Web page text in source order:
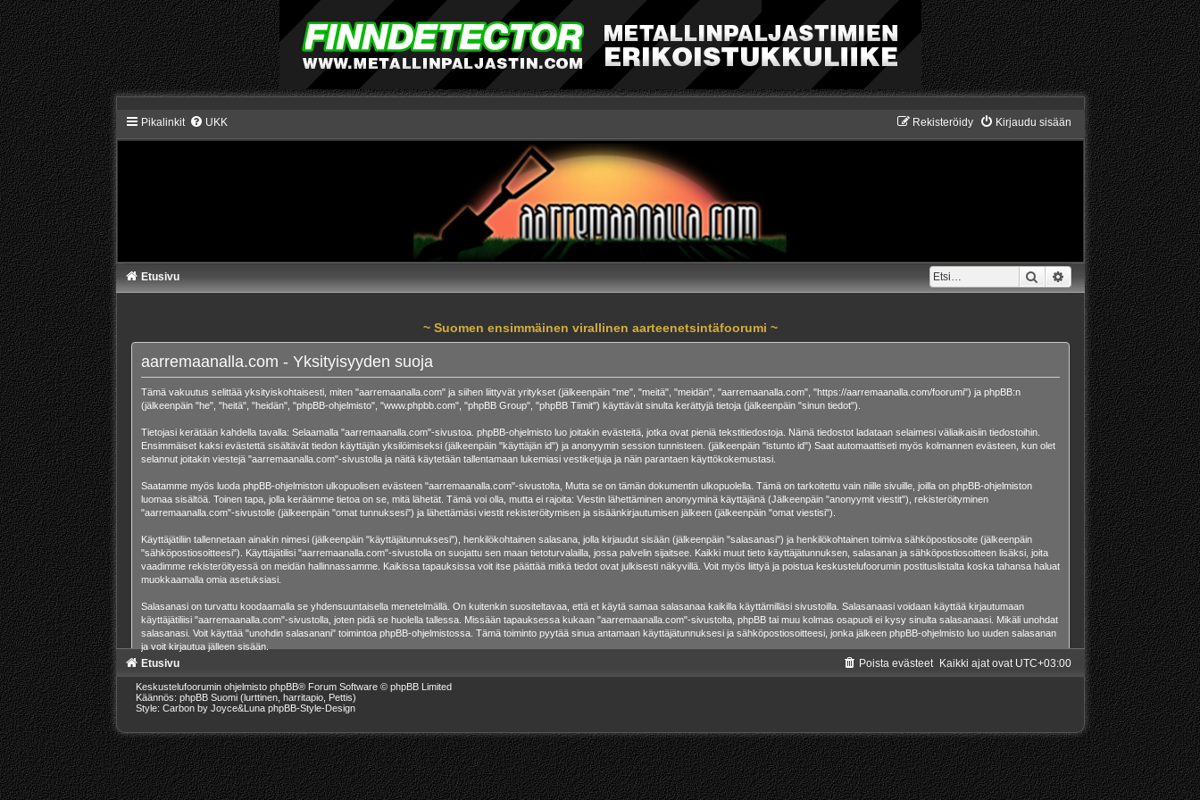
Pikalinkit UKK Kirjaudu sisään
Rekisteröidy
Etsi Tarkennettu haku
Etusivu
~ Suomen ensimmäinen virallinen aarteenetsintäfoorumi ~
aarremaanalla.com - Yksityisyyden suoja
Tämä vakuutus selittää yksityiskohtaisesti, miten "aarremaanalla.com" ja siihen liittyvät yritykset (jälkeenpäin "me", "meitä", "meidän", "aarremaanalla.com", "https://aarremaanalla.com/foorumi") ja phpBB:n
(jälkeenpäin "he", "heitä", "heidän", "phpBB-ohjelmisto", "www.phpbb.com", "phpBB Group", "phpBB Tiimit") käyttävät sinulta kerättyjä tietoja (jälkeenpäin "sinun tiedot").
Tietojasi kerätään kahdella tavalla: Selaamalla "aarremaanalla.com"-sivustoa. phpBB-ohjelmisto luo joitakin evästeitä, jotka ovat pieniä tekstitiedostoja. Nämä tiedostot ladataan selaimesi väliaikaisiin tiedostoihin.
Ensimmäiset kaksi evästettä sisältävät tiedon käyttäjän yksilöimiseksi (jälkeenpäin "käyttäjän id") ja anonyymin session tunnisteen. (jälkeenpäin "istunto id") Saat automaattiseti myös kolmannen evästeen, kun olet
selannut joitakin viestejä "aarremaanalla.com"-sivustolla ja näitä käytetään tallentamaan lukemiasi vestiketjuja ja näin parantaen käyttökokemustasi.
Saatamme myös luoda phpBB-ohjelmiston ulkopuolisen evästeen "aarremaanalla.com"-sivustolta, Mutta se on tämän dokumentin ulkopuolella. Tämä on tarkoitettu vain niille sivuille, joilla on phpBB-ohjelmiston
luomaa sisältöä. Toinen tapa, jolla keräämme tietoa on se, mitä lähetät. Tämä voi olla, mutta ei rajoita: Viestin lähettäminen anonyyminä käyttäjänä (Jälkeenpäin "anonyymit viestit"), rekisteröityminen
"aarremaanalla.com"-sivustolle (jälkeenpäin "omat tunnuksesi") ja lähettämäsi viestit rekisteröitymisen ja sisäänkirjautumisen jälkeen (jälkeenpäin "omat viestisi").
Käyttäjätiliin tallennetaan ainakin nimesi (jälkeenpäin "käyttäjätunnuksesi"), henkilökohtainen salasana, jolla kirjaudut sisään (jälkeenpäin "salasanasi") ja henkilökohtainen toimiva sähköpostiosoite (jälkeenpäin
"sähköpostiosoitteesi"). Käyttäjätilisi "aarremaanalla.com"-sivustolla on suojattu sen maan tietoturvalailla, jossa palvelin sijaitsee. Kaikki muut tieto käyttäjätunnuksen, salasanan ja sähköpostiosoitteen lisäksi, joita
vaadimme rekisteröityessä on meidän hallinnassamme. Kaikissa tapauksissa voit itse päättää mitkä tiedot ovat julkisesti näkyvillä. Voit myös liittyä ja poistua keskustelufoorumin postituslistalta koska tahansa haluat
muokkaamalla omia asetuksiasi.
Salasanasi on turvattu koodaamalla se yhdensuuntaisella menetelmällä. On kuitenkin suositeltavaa, että et käytä samaa salasanaa kaikilla käyttämilläsi sivustoilla. Salasanaasi voidaan käyttää kirjautumaan
käyttäjätiliisi "aarremaanalla.com"-sivustolla, joten pidä se huolella tallessa. Missään tapauksessa kukaan "aarremaanalla.com"-sivustolta, phpBB tai muu kolmas osapuoli ei kysy sinulta salasanaasi. Mikäli unohdat
salasanasi. Voit käyttää "unohdin salasanani" toimintoa phpBB-ohjelmistossa. Tämä toiminto pyytää sinua antamaan käyttäjätunnuksesi ja sähköpostiosoitteesi, jonka jälkeen phpBB-ohjelmisto luo uuden salasanan
ja voit kirjautua jälleen sisään.
Etusivu Kaikki ajat ovat UTC+03:00
Poista evästeet
Keskustelufoorumin ohjelmisto phpBB® Forum Software © phpBB Limited
Käännös: phpBB Suomi (lurttinen, harritapio, Pettis)
Style: Carbon by Joyce&Luna phpBB-Style-Design